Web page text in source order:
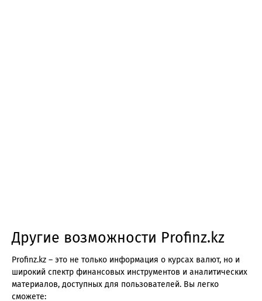
Другие возможности Profinz.kz
Profinz.kz – это не только информация о курсах валют, но и
широкий спектр финансовых инструментов и аналитических
материалов, доступных для пользователей. Вы легко
сможете: